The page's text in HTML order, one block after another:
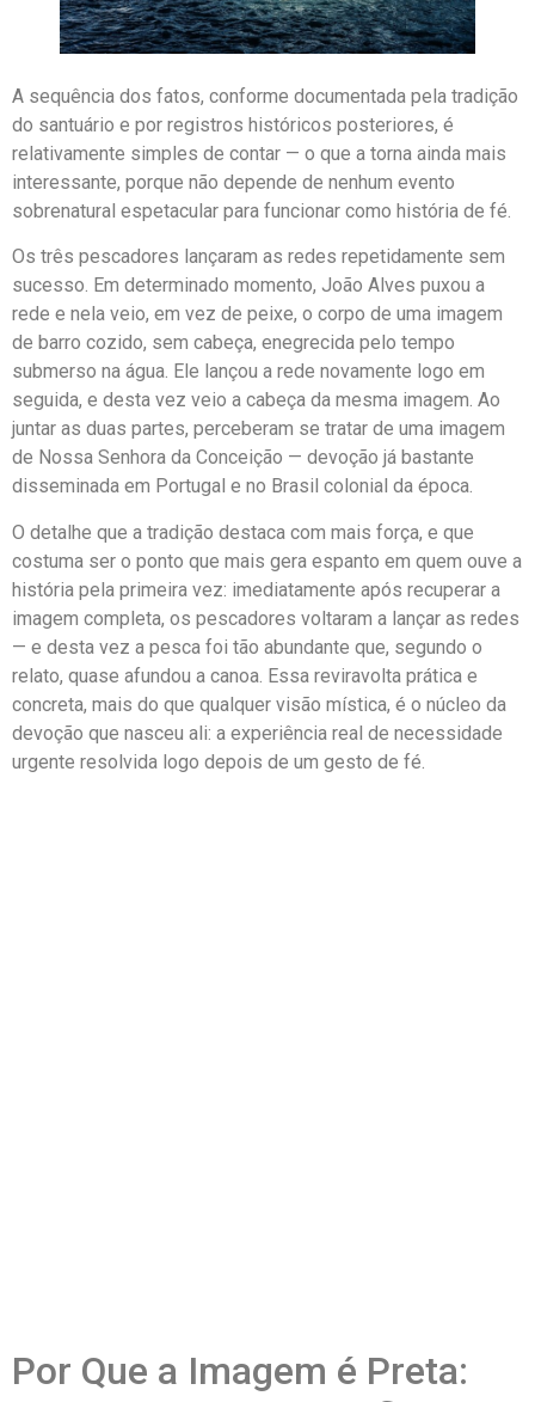
A sequência dos fatos, conforme documentada pela tradição
do santuário e por registros históricos posteriores, é
relativamente simples de contar — o que a torna ainda mais
interessante, porque não depende de nenhum evento
sobrenatural espetacular para funcionar como história de fé.
Os três pescadores lançaram as redes repetidamente sem
sucesso. Em determinado momento, João Alves puxou a
rede e nela veio, em vez de peixe, o corpo de uma imagem
de barro cozido, sem cabeça, enegrecida pelo tempo
submerso na água. Ele lançou a rede novamente logo em
seguida, e desta vez veio a cabeça da mesma imagem. Ao
juntar as duas partes, perceberam se tratar de uma imagem
de Nossa Senhora da Conceição — devoção já bastante
disseminada em Portugal e no Brasil colonial da época.
O detalhe que a tradição destaca com mais força, e que
costuma ser o ponto que mais gera espanto em quem ouve a
história pela primeira vez: imediatamente após recuperar a
imagem completa, os pescadores voltaram a lançar as redes
— e desta vez a pesca foi tão abundante que, segundo o
relato, quase afundou a canoa. Essa reviravolta prática e
concreta, mais do que qualquer visão mística, é o núcleo da
devoção que nasceu ali: a experiência real de necessidade
urgente resolvida logo depois de um gesto de fé.
Por Que a Imagem é Preta: